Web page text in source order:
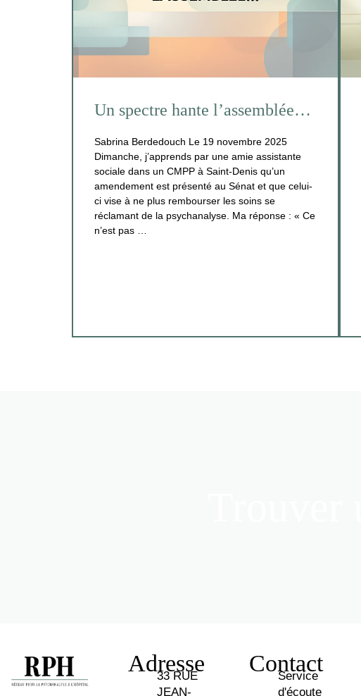
Un spectre hante l’assemblée…
Sabrina Berdedouch Le 19 novembre 2025
Dimanche, j’apprends par une amie assistante
sociale dans un CMPP à Saint‑Denis qu’un
amendement est présenté au Sénat et que celui-
ci vise à ne plus rembourser les soins se
réclamant de la psychanalyse. Ma réponse : « Ce
n’est pas …
Adresse
33 RUE
JEAN-
Contact
Service
d'écoute